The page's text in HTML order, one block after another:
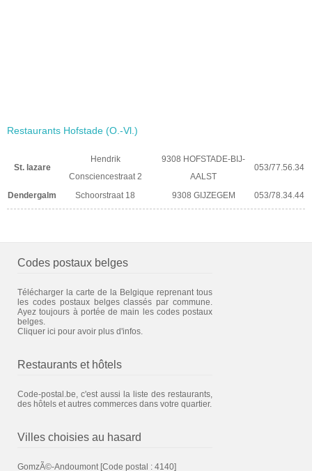
Restaurants Hofstade (O.-Vl.)
St. lazare
Hendrik
Consciencestraat 2
9308 HOFSTADE-BIJ-
AALST
053/77.56.34
Dendergalm Schoorstraat 18 9308 GIJZEGEM 053/78.34.44
Codes postaux belges
Télécharger la carte de la Belgique reprenant tous
les codes postaux belges classés par commune.
Ayez toujours à portée de main les codes postaux
belges.
Cliquer ici pour avoir plus d'infos.
Restaurants et hôtels
Code-postal.be, c'est aussi la liste des restaurants,
des hôtels et autres commerces dans votre quartier.
Villes choisies au hasard
GomzÃ©-Andoumont [Code postal : 4140]